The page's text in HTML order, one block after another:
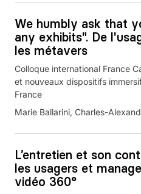
We humbly ask that
any exhibits". De
les métavers
Colloque international France
et nouveaux dispositifs
France
Marie Ballarini, Charles-
L’entretien et son
les usagers et
vidéo 360°